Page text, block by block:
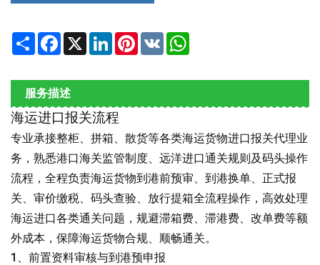
Share Facebook
X LinkedInPinterest
VK
服务描述
海运进口报关流程
专业承接整柜、拼箱、散货等各类海运货物进口报关代理业
务，熟悉港口海关监管制度、远洋进口通关规则及码头操作
流程，全程负责海运货物到港前预审、到港换单、正式报
关、审价缴税、码头查验、放行提箱全流程操作，高效处理
海运进口各类通关问题，规避滞箱费、滞港费、改单费等额
外成本，保障海运货物合规、顺畅通关。
1、前置资料审核与到港预申报